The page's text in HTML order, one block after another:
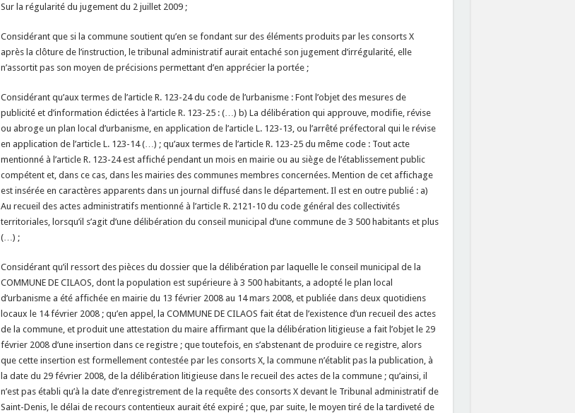
Sur la régularité du jugement du 2 juillet 2009 ;
Considérant que si la commune soutient qu’en se fondant sur des éléments produits par les consorts X
après la clôture de l’instruction, le tribunal administratif aurait entaché son jugement d’irrégularité, elle
n’assortit pas son moyen de précisions permettant d’en apprécier la portée ;
Considérant qu’aux termes de l’article R. 123-24 du code de l’urbanisme : Font l’objet des mesures de
publicité et d’information édictées à l’article R. 123-25 : (…) b) La délibération qui approuve, modifie, révise
ou abroge un plan local d’urbanisme, en application de l’article L. 123-13, ou l’arrêté préfectoral qui le révise
en application de l’article L. 123-14 (…) ; qu’aux termes de l’article R. 123-25 du même code : Tout acte
mentionné à l’article R. 123-24 est affiché pendant un mois en mairie ou au siège de l’établissement public
compétent et, dans ce cas, dans les mairies des communes membres concernées. Mention de cet affichage
est insérée en caractères apparents dans un journal diffusé dans le département. Il est en outre publié : a)
Au recueil des actes administratifs mentionné à l’article R. 2121-10 du code général des collectivités
territoriales, lorsqu’il s’agit d’une délibération du conseil municipal d’une commune de 3 500 habitants et plus
(…) ;
Considérant qu’il ressort des pièces du dossier que la délibération par laquelle le conseil municipal de la
COMMUNE DE CILAOS, dont la population est supérieure à 3 500 habitants, a adopté le plan local
d’urbanisme a été affichée en mairie du 13 février 2008 au 14 mars 2008, et publiée dans deux quotidiens
locaux le 14 février 2008 ; qu’en appel, la COMMUNE DE CILAOS fait état de l’existence d’un recueil des actes
de la commune, et produit une attestation du maire affirmant que la délibération litigieuse a fait l’objet le 29
février 2008 d’une insertion dans ce registre ; que toutefois, en s’abstenant de produire ce registre, alors
que cette insertion est formellement contestée par les consorts X, la commune n’établit pas la publication, à
la date du 29 février 2008, de la délibération litigieuse dans le recueil des actes de la commune ; qu’ainsi, il
n’est pas établi qu’à la date d’enregistrement de la requête des consorts X devant le Tribunal administratif de
Saint-Denis, le délai de recours contentieux aurait été expiré ; que, par suite, le moyen tiré de la tardiveté de